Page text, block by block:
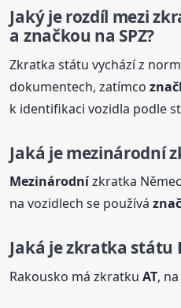
Jaký je rozdíl mezi
a značkou na SPZ?
Zkratka státu vychází z
dokumentech, zatímco
k identifikaci vozidla podle
Jaká jemezinárodní
Mezinárodnízkratka
na vozidlech se používá
Jaká je zkratka státu
Rakousko má zkratkuAT,